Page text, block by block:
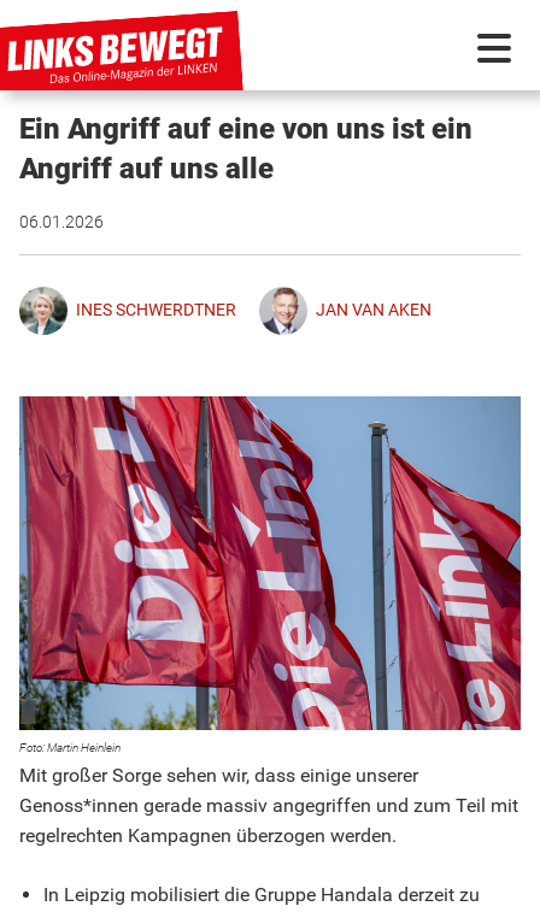
PARTEI IN BEWEGUNG
KUNSTSTOFF
INTERNATIONAL
Ein Angriff auf eine von uns ist ein
Angriff auf uns alle
06.01.2026
INES SCHWERDTNER JAN VAN AKEN
Martin Heinlein
Mit großer Sorge sehen wir, dass einige unserer
Genoss*innen gerade massiv angegriffen und zum Teil mit
regelrechten Kampagnen überzogen werden.
In Leipzig mobilisiert die Gruppe Handala derzeit zu